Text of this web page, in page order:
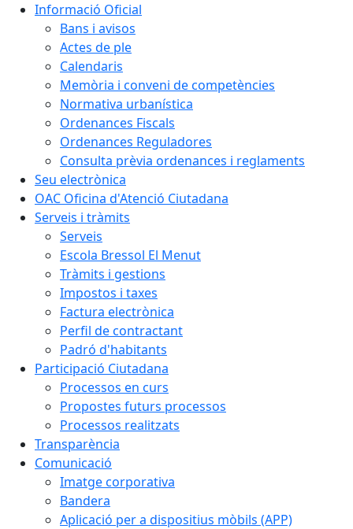
Informació Oficial
Bans i avisos
Actes de ple
Calendaris
Memòria i conveni de competències
Normativa urbanística
Ordenances Fiscals
Ordenances Reguladores
Consulta prèvia ordenances i reglaments
Seu electrònica
OAC Oficina d'Atenció Ciutadana
Serveis i tràmits
Serveis
Escola Bressol El Menut
Tràmits i gestions
Impostos i taxes
Factura electrònica
Perfil de contractant
Padró d'habitants
Participació Ciutadana
Processos en curs
Propostes futurs processos
Processos realitzats
Transparència
Comunicació
Imatge corporativa
Bandera
Aplicació per a dispositius mòbils (APP)